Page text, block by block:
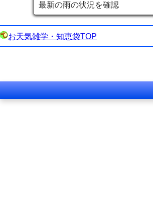
最新の雨の状況を確認
お天気雑学・知恵袋TOP